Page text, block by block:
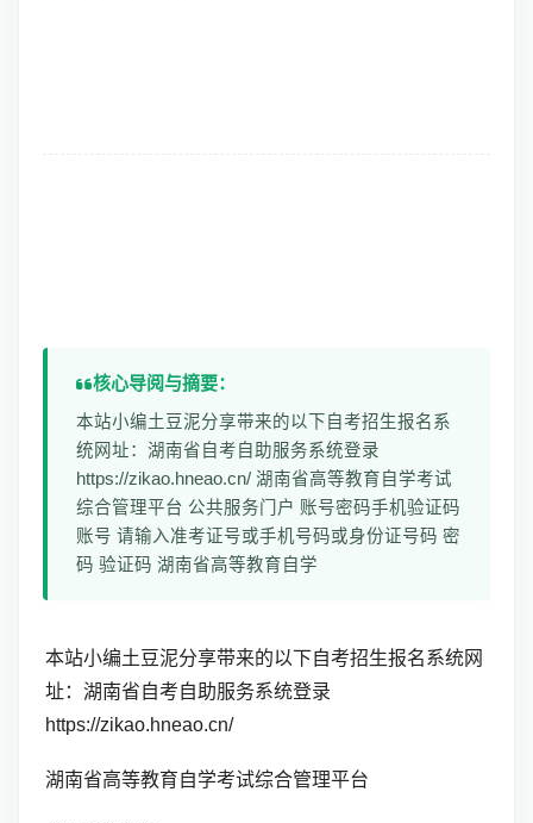
核心导阅与摘要：
本站小编土豆泥分享带来的以下自考招生报名系
统网址：湖南省自考自助服务系统登录
https://zikao.hneao.cn/ 湖南省高等教育自学考试
综合管理平台 公共服务门户 账号密码手机验证码
账号 请输入准考证号或手机号码或身份证号码 密
码 验证码 湖南省高等教育自学
本站小编土豆泥分享带来的以下自考招生报名系统网
址： 湖南省自考自助服务系统登录
https://zikao.hneao.cn/
湖南省高等教育自学考试综合管理平台